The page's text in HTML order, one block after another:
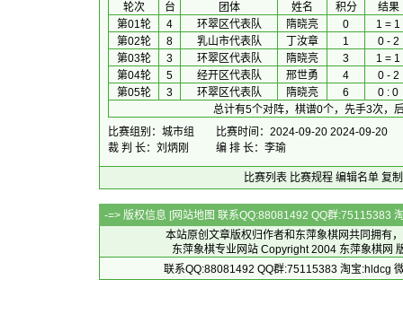
轮次 台 团体 姓名 积分
结果
第01轮
4 环翠区代表队 隋晓亮 0
1 = 1
第02轮
8 乳山市代表队 丁汝章 1
0 - 2
第03轮
3 环翠区代表队 隋晓亮 3
1 = 1
第04轮
5 经开区代表队 邢世勇 4
0 - 2
第05轮
3 环翠区代表队 隋晓亮 6
0 : 0
总计有5个对阵，棋谱0个，先手3次，
比赛组别：城市组
比赛时间：2024-09-20 2024-09-20
裁 判 长：刘炳刚
编 排 长：李瑜
比赛列表 比赛规程 编辑名单 复
-=> 版权信息 [网站地图 联系QQ:88081492 QQ群:75115383
本站原创文章版权归作者和 东萍象棋网共同拥有
东萍象棋专业网站 Copyright 2004 东萍象棋网
联系QQ:88081492 QQ群:75115383 淘宝:hldcg